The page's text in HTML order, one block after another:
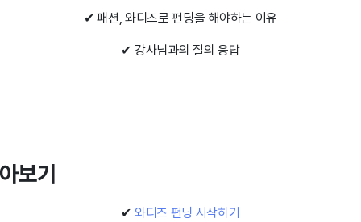
✔ 패션, 와디즈로 펀딩을 해야하는 이유
✔ 강사님과의 질의 응답
보기
✔ 와디즈 펀딩 시작하기